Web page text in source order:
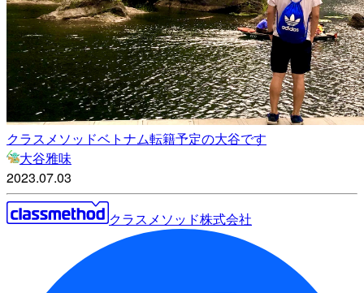
クラスメソッドベトナム転籍予定の大谷です
大谷雅味
2023.07.03
クラスメソッド株式会社